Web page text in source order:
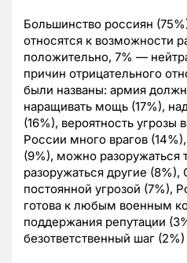
Большинство россиян
относятся к возможности
положительно, 7% —
причин отрицательного
были названы: армия
наращивать мощь (17%),
(16%), вероятность угрозы
России много врагов
(9%), можно разоружаться
разоружаться другие
постоянной угрозой (7%),
готова к любым военным
поддержания репутации
безответственный шаг